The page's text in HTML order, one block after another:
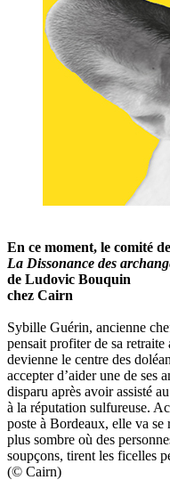
En ce moment, le comité
La Dissonance des
de Ludovic Bouquin
chez Cairn
Sybille Guérin, ancienne
pensait profiter de sa retraite
devienne le centre des
accepter d’aider une de ses
disparu après avoir assisté
à la réputation sulfureuse.
poste à Bordeaux, elle va
plus sombre où des
soupçons, tirent les ficelles
(© Cairn)